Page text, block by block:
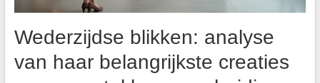
Wederzijdse blikken: analyse
van haar belangrijkste creaties